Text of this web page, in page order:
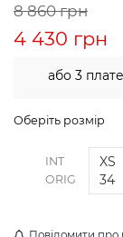
8 860 грн
4 430 грн
або 3
Оберіть розмір
INT
ORIG
XS
34